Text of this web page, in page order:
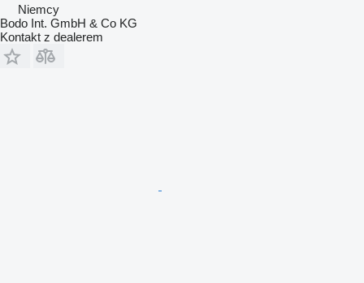
Niemcy
Bodo Int. GmbH & Co KG
Kontakt z dealerem